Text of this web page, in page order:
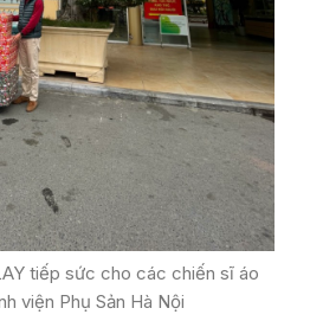
tiếp sức cho các chiến sĩ áo
viện Phụ Sản Hà Nội